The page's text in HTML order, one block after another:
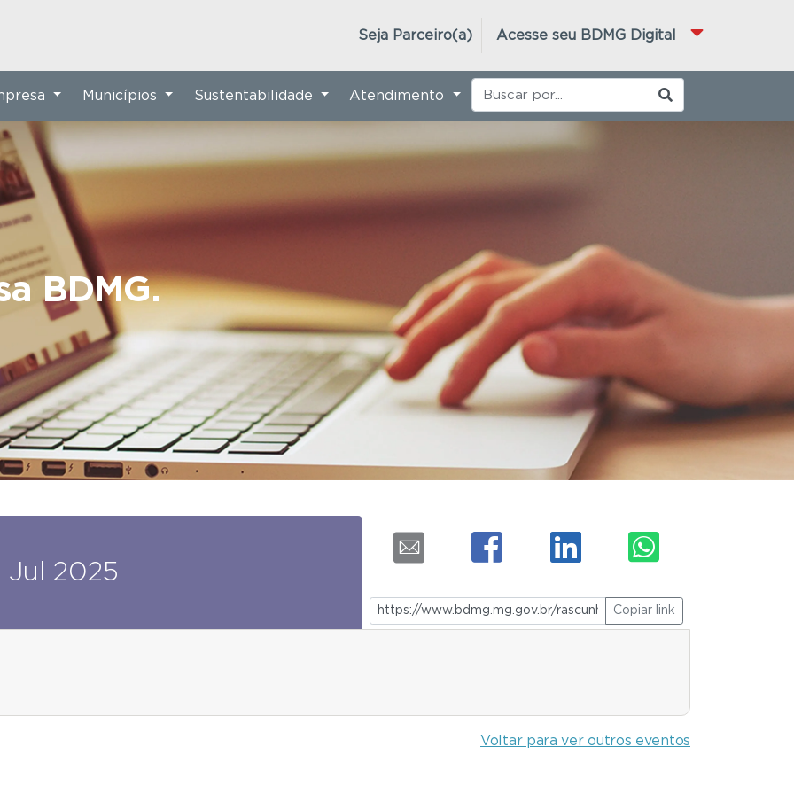
Acesse seu BDMG Digital
Seja Parceiro(a)
BDMG.
Municípios Sustentabilidade Atendimento
Jul 2025
Copiar link
Voltar para ver outros eventos